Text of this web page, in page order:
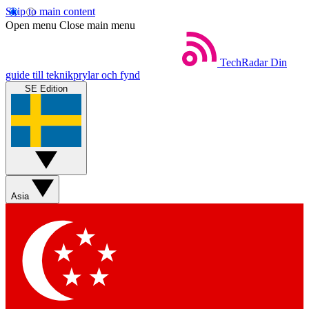
Skip to main content
Open menu Close main menu
TechRadar Din
guide till teknikprylar och fynd
SE Edition
Asia